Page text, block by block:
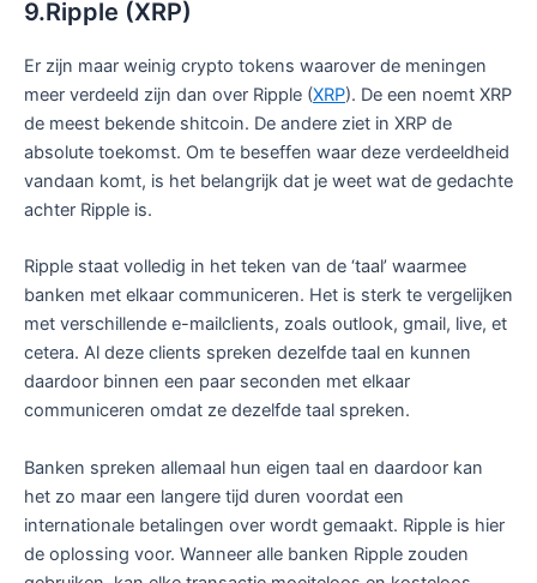
9.Ripple (XRP)
Er zijn maar weinig crypto tokens waarover de meningen
meer verdeeld zijn dan over Ripple (XRP). De een noemt XRP
de meest bekende shitcoin. De andere ziet in XRP de
absolute toekomst. Om te beseffen waar deze verdeeldheid
vandaan komt, is het belangrijk dat je weet wat de gedachte
achter Ripple is.
Ripple staat volledig in het teken van de ‘taal’ waarmee
banken met elkaar communiceren. Het is sterk te vergelijken
met verschillende e-mailclients, zoals outlook, gmail, live, et
cetera. Al deze clients spreken dezelfde taal en kunnen
daardoor binnen een paar seconden met elkaar
communiceren omdat ze dezelfde taal spreken.
Banken spreken allemaal hun eigen taal en daardoor kan
het zo maar een langere tijd duren voordat een
internationale betalingen over wordt gemaakt. Ripple is hier
de oplossing voor. Wanneer alle banken Ripple zouden